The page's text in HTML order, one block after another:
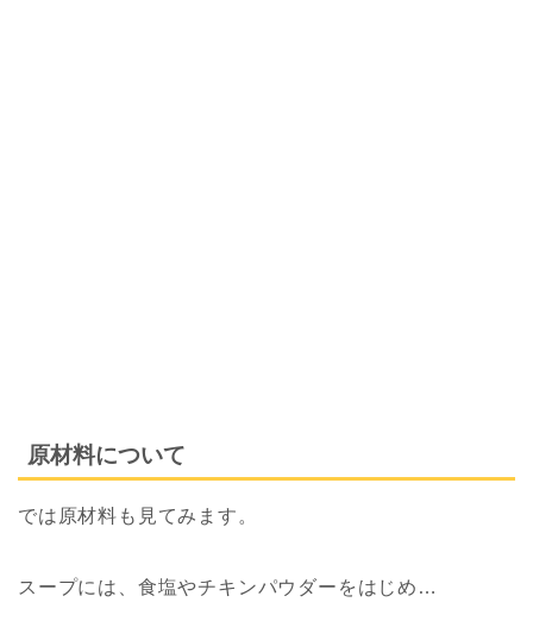
原材料について
では原材料も見てみます。
スープには、食塩やチキンパウダーをはじめ…